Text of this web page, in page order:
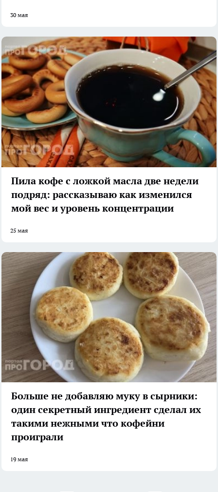
30 мая
Пила кофе с ложкой масла две недели
подряд: рассказываю как изменился
мой вес и уровень концентрации
25 мая
Больше не добавляю муку в сырники:
один секретный ингредиент сделал их
такими нежными что кофейни
проиграли
19 мая